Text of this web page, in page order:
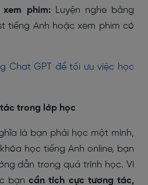
phim:Luyện nghe bằng
tiếng Anh hoặc xem phim có
Chat GPT để tối ưu việc học
trong lớp học
là bạn phải học một mình,
học tiếng Anh online, bạn
dẫn trong quá trình học. Vì
bạncần tích cực tương tác,